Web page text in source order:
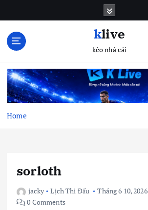
n
klive
kèo nhà cái
Home
sorloth
jacky Lịch Thi Đấu
Tháng 6 10, 2026
0 Comments